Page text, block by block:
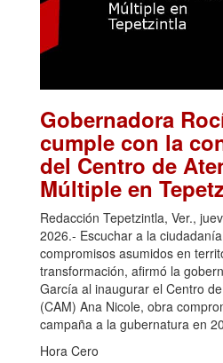
Gobernadora
cumple con la
del Centro de
Múltiple en
Redacción Tepetzintla, Ver.,
2026.- Escuchar a la
compromisos asumidos en
transformación, afirmó la
García al inaugurar el Centro
(CAM) Ana Nicole, obra
campaña a la gubernatura en
Hora Cero